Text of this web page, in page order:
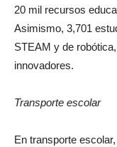
20 mil recursos
Asimismo, 3,701
STEAM y de
innovadores.
Transporte escolar
En transporte